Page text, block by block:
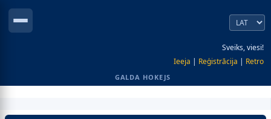
Sveiks, viesi!
Ieeja | Reģistrācija | Retro
GALDA HOKEJS